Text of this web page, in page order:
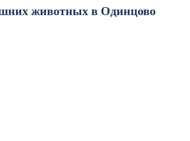
животных в Одинцово